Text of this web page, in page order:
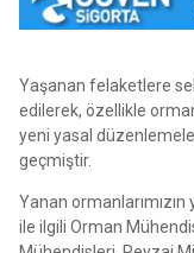
Yaşanan felaketlere
edilerek, özellikle
yeni yasal
geçmiştir.
Yanan
ile ilgili Orman